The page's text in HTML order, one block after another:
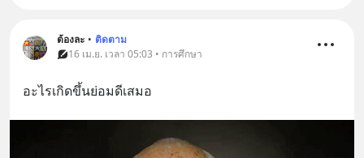
ต้องละ • ติดตาม
16 เม.ย. เวลา 05:03 • การศึกษา
อะไรเกิดขึ้นย่อมดีเสมอ